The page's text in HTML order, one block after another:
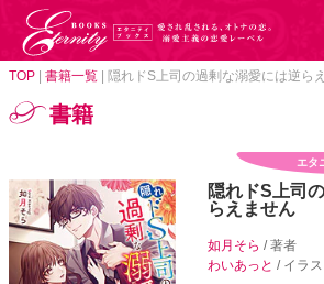
TOP 書籍一覧 隠れドS上司の過剰な溺愛には逆ら
書籍
エタ
隠れドS上司
らえません
如月そら/ 著者
わいあっと / イラス